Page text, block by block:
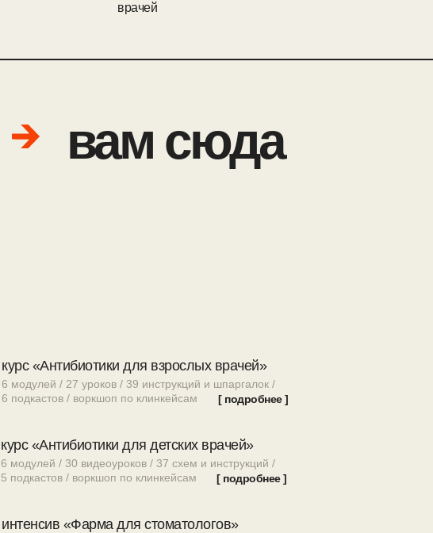
врачей
курс «Антибиотики для взрослых врачей»
вам сюда
6 модулей / 27 уроков / 39 инструкций и шпаргалок /
6 подкастов / воркшоп по клинкейсам
курс «Антибиотики для детских врачей»
6 модулей / 30 видеоуроков / 37 схем и инструкций /
5 подкастов / воркшоп по клинкейсам
интенсив «Фарма для стоматологов»
[ подробнее ]
[ подробнее ]